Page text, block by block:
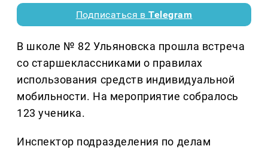
Подписаться вTelegram
В школе № 82 Ульяновска прошла встреча
со старшеклассниками о правилах
использования средств индивидуальной
мобильности. На мероприятие собралось
123 ученика.
Инспектор подразделения по делам